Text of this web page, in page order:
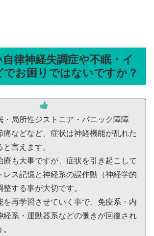
律神経失調症や不眠・イ
でお困りではないですか？
・局所性ジストニア・パニック障障
痛などなど、症状は神経機能が乱れた
言えます。
療も大事ですが、症状を引き起こして
レス記憶と神経系の誤作動（神経学的
する事が大切です。
を再学習させていく事で、免疫系・内
経系・運動器系などの働きが回復され